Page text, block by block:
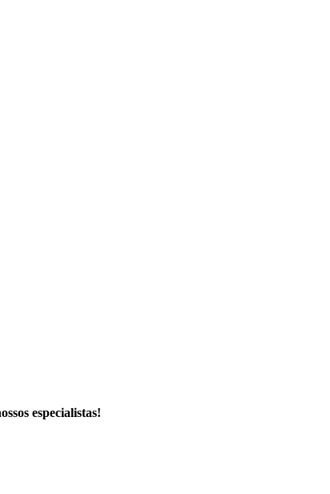
especialistas!